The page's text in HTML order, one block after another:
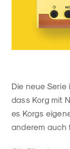
Die neue
dass Korg mit
es Korgs
anderem auch